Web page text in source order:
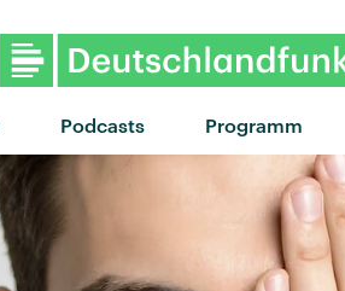
Podcasts Programm
"Rote